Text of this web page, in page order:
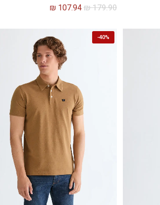
₪179.90
₪ 107.94
40%
-